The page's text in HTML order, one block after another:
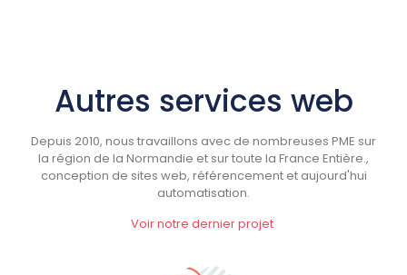
Autres services web
Depuis 2010, nous travaillons avec de nombreuses PME sur
la région de la Normandie et sur toute la France Entière.,
conception de sites web, référencement et aujourd'hui
automatisation.
Voir notre dernier projet